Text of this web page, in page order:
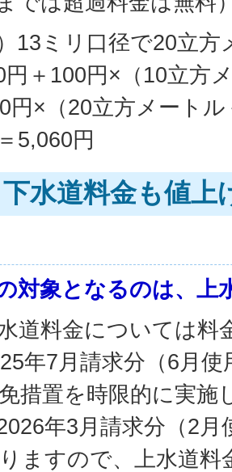
ミリ口径で20立方
＋100円×（10立方
円×（20立方メート
5,060円
下水道料金も値
対象となるのは、上
道料金については料
年7月請求分（6月
措置を時限的に実施
年3月請求分（2
ますので、上水道料